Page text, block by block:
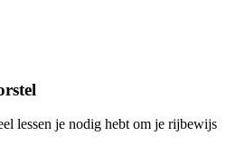
lessen je nodig hebt om je rijbewijs